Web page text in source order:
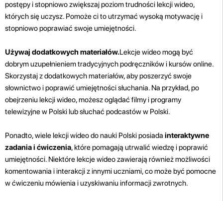
postępy i stopniowo zwiększaj poziom trudności lekcji wideo,
których się uczysz. Pomoże ci to utrzymać wysoką motywację i
stopniowo poprawiać swoje umiejętności.
Używaj dodatkowych materiałów.Lekcje wideo mogą być
dobrym uzupełnieniem tradycyjnych podręczników i kursów online.
Skorzystaj z dodatkowych materiałów, aby poszerzyć swoje
słownictwo i poprawić umiejętności słuchania. Na przykład, po
obejrzeniu lekcji wideo, możesz oglądać filmy i programy
telewizyjne w Polski lub słuchać podcastów w Polski.
Ponadto, wiele lekcji wideo do nauki Polski posiada interaktywne
zadania i ćwiczenia, które pomagają utrwalić wiedzę i poprawić
umiejętności. Niektóre lekcje wideo zawierają również możliwości
komentowania i interakcji z innymi uczniami, co może być pomocne
w ćwiczeniu mówienia i uzyskiwaniu informacji zwrotnych.